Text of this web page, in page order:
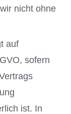
nicht ohne
auf
sofern
ist. In